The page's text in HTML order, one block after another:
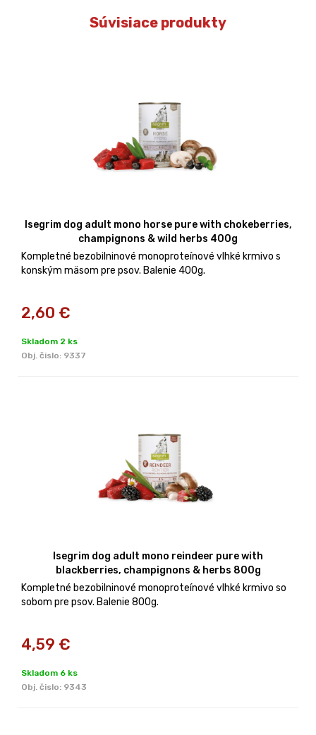
Súvisiace produkty
Isegrim dog adult mono horse pure with chokeberries,
champignons & wild herbs 400g
Kompletné bezobilninové monoproteínové vlhké krmivo s
konským mäsom pre psov. Balenie 400g.
2,60 €
Skladom 2 ks
Obj. čislo: 9337
Isegrim dog adult mono reindeer pure with
blackberries, champignons & herbs 800g
Kompletné bezobilninové monoproteínové vlhké krmivo so
sobom pre psov. Balenie 800g.
4,59 €
Skladom 6 ks
Obj. čislo: 9343